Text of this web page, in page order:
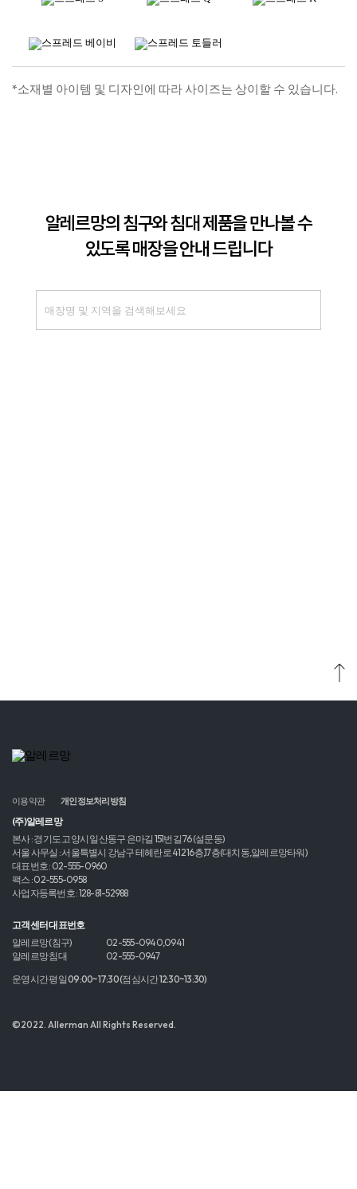
*소재별 아이템 및 디자인에 따라 사이즈는 상이할 수 있습니다.
알레르망의 침구와 침대 제품을 만나볼 수
있도록 매장을 안내 드립니다
이용약관 개인정보처리방침
(주)알레르망
본사 : 경기도 고양시 일산동구 은마길 151번길 76 (설문동)
서울 사무실 : 서울특별시 강남구 테헤란로 412 16층,17층(대치동,알레르망타워)
대표번호 : 02-555-0960
팩스 : 02-555-0958
사업자등록번호 : 128-81-52988
고객센터 대표번호
알레르망 (침구)
02-555-0940,0941
알레르망 침대
02-555-0947
운영시간 평일 09:00~17:30 (점심시간 12:30~13:30)
©2022. Allerman All Rights Reserved.